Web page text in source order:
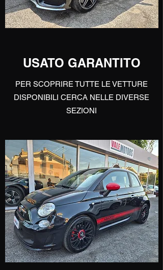
USATO GARANTITO
PER SCOPRIRE TUTTE LE VETTURE
DISPONIBILI CERCA NELLE DIVERSE
SEZIONI